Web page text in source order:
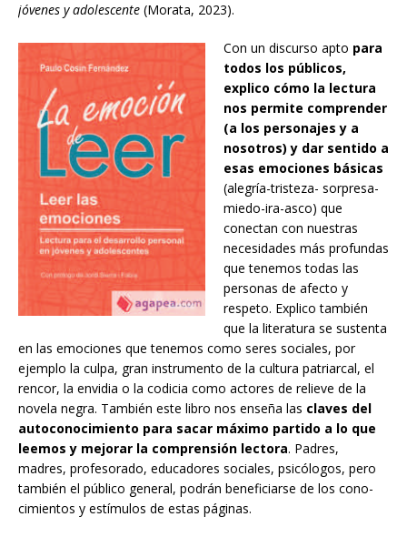
jóvenes y adolescente (Morata, 2023).
Con un discurso apto para
todos los públicos,
explico cómo la lectura
nos permite comprender
(a los personajes y a
nosotros) y dar sentido a
esas emociones básicas
(alegría-tristeza- sorpresa-
miedo-ira-asco) que
conectan con nuestras
necesidades más profundas
que tenemos todas las
personas de afecto y
respeto. Explico también
que la literatura se sustenta
en las emociones que tenemos como seres sociales, por
ejemplo la culpa, gran instrumento de la cultura patriarcal, el
rencor, la envidia o la codicia como actores de relieve de la
novela negra. También este libro nos enseña las claves del
autoconocimiento para sacar máximo partido a lo que
leemos y mejorar la comprensión lectora. Padres,
madres, profesorado, educadores sociales, psicólogos, pero
también el público general, podrán beneficiarse de los cono-
cimientos y estímulos de estas páginas.